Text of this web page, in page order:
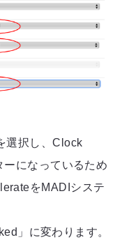
選択し、Clock
になっているため
をMADIシステ
」に変わります。